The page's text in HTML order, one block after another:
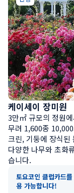
케이세이 장미원
3만㎡ 규모의 정원
무려 1,600종
크린, 기둥에 장식된
다양한 나무와 초화
습니다.
토요코인 클럽카드
용 가능합니다!